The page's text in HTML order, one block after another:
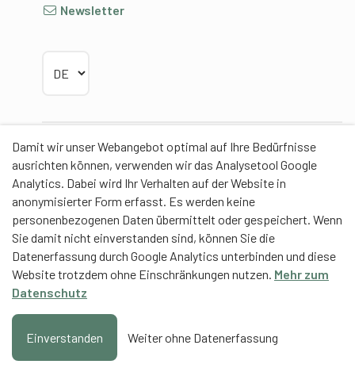
Damit wir unser Webangebot optimal auf Ihre Bedürfnisse
ausrichten können, verwenden wir das Analysetool Google
Analytics. Dabei wird Ihr Verhalten auf der Website in
anonymisierter Form erfasst. Es werden keine
personenbezogenen Daten übermittelt oder gespeichert. Wenn
Sie damit nicht einverstanden sind, können Sie die
Datenerfassung durch Google Analytics unterbinden und diese
Website trotzdem ohne Einschränkungen nutzen. Mehr zum
Datenschutz
Einverstanden Weiter ohne Datenerfassung
Newsletter
Partner
Contentpartner
Eidgenössische Hochschule für Sport Magglingen
EHSM
Hinzufügen